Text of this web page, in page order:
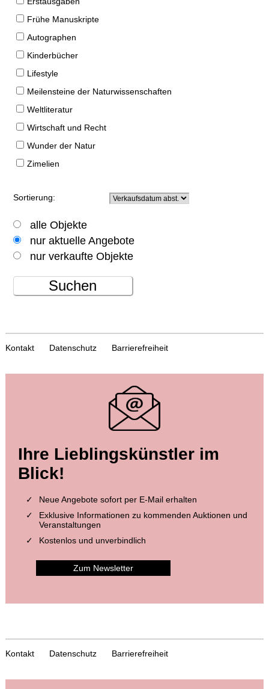
Frühe Manuskripte
Autographen
Kinderbücher
Lifestyle
Meilensteine der Naturwissenschaften
Weltliteratur
Wirtschaft und Recht
Wunder der Natur
Zimelien
Sortierung:
alle Objekte
nur aktuelle Angebote
nur verkaufte Objekte
Suchen
Kontakt Datenschutz Barrierefreiheit
Ihre Lieblingskünstler im
Blick!
Neue Angebote sofort per E-Mail erhalten
Exklusive Informationen zu kommenden Auktionen und
Veranstaltungen
Kostenlos und unverbindlich
Zum Newsletter
Kontakt Datenschutz Barrierefreiheit